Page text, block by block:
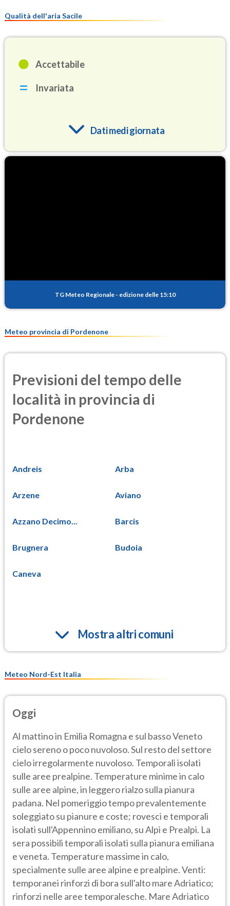
Qualità dell'aria Sacile
Accettabile
Invariata
Dati medi giornata
PM25
TG Meteo Regionale - edizione delle 15:10
Meteo provincia di Pordenone
Previsioni del tempo delle
località in provincia di
Pordenone
Andreis Arba
Arzene Aviano
Azzano Decimo... Barcis
Brugnera Budoia
Caneva
Mostra altri comuni
Meteo Nord-Est Italia
Oggi
Al mattino in Emilia Romagna e sul basso Veneto
cielo sereno o poco nuvoloso. Sul resto del settore
cielo irregolarmente nuvoloso. Temporali isolati
sulle aree prealpine. Temperature minime in calo
sulle aree alpine, in leggero rialzo sulla pianura
padana. Nel pomeriggio tempo prevalentemente
soleggiato su pianure e coste; rovesci e temporali
isolati sull'Appennino emiliano, su Alpi e Prealpi. La
sera possibili temporali isolati sulla pianura emiliana
e veneta. Temperature massime in calo,
specialmente sulle aree alpine e prealpine. Venti:
temporanei rinforzi di bora sull'alto mare Adriatico;
rinforzi nelle aree temporalesche. Mare Adriatico